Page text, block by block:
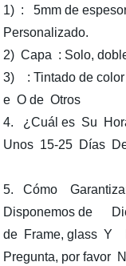
1) : 5mm de
Personalizado.
2) Capa : Solo,
3) : Tintado de
e O de Otros
4. ¿Cuál es Su
Unos 15-25 Días
5. Cómo
Disponemos de
de Frame, glass Y
Pregunta, por favor